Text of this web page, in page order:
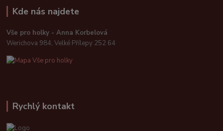
Kde nás najdete
Vše pro holky - Anna Korbelová
Werichova 984, Velké Přílepy 252 64
Rychlý kontakt